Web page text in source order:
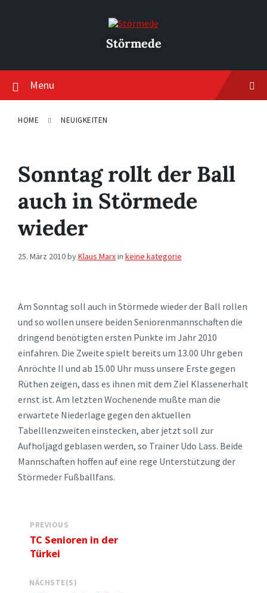
Störmede
Menu
HOME NEUIGKEITEN
Sonntag rollt der Ball
auch in Störmede
wieder
25. März 2010byKlaus Marxin keine kategorie
Am Sonntag soll auch in Störmede wieder der Ball rollen
und so wollen unsere beiden Seniorenmannschaften die
dringend benötigten ersten Punkte im Jahr 2010
einfahren. Die Zweite spielt bereits um 13.00 Uhr geben
Anröchte II und ab 15.00 Uhr muss unsere Erste gegen
Rüthen zeigen, dass es ihnen mit dem Ziel Klassenerhalt
ernst ist. Am letzten Wochenende mußte man die
erwartete Niederlage gegen den aktuellen
Tabelllenzweiten einstecken, aber jetzt soll zur
Aufholjagd geblasen werden, so Trainer Udo Lass. Beide
Mannschaften hoffen auf eine rege Unterstützung der
Störmeder Fußballfans.
PREVIOUS
TC Senioren in der
Türkei
NÄCHSTE(S)